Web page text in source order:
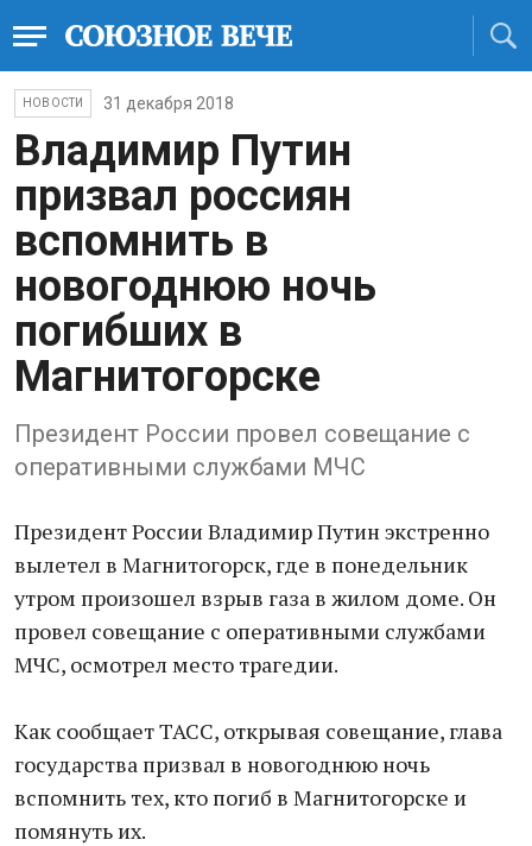
НОВОСТИ 31 декабря 2018
Владимир Путин
призвал россиян
вспомнить в
новогоднюю ночь
погибших в
Магнитогорске
Президент России провел совещание с
оперативными службами МЧС
Президент России Владимир Путин экстренно
вылетел в Магнитогорск, где в понедельник
утром произошел взрыв газа в жилом доме. Он
провел совещание с оперативными службами
МЧС, осмотрел место трагедии.
Как сообщает ТАСС, открывая совещание, глава
государства призвал в новогоднюю ночь
вспомнить тех, кто погиб в Магнитогорске и
помянуть их.